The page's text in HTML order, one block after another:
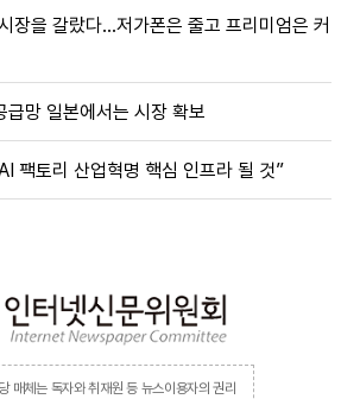
장을 갈랐다…저가폰은 줄고 프리미엄은 커
급망 일본에서는 시장 확보
팩토리 산업혁명 핵심 인프라 될 것”
당 매체는 독자와 취재원 등 뉴스이용자의 권리